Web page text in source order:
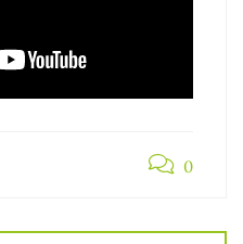
0